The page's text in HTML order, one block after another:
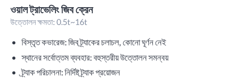
ওয়াল ট্রাভেলিং জিব ক্রেন
উত্তোলন ক্ষমতা: 0.5t~16t
বিস্তৃত কভারেজ: জিব ট্র্যাকের চলাচল, কোনো ঘূর্ণন নেই
স্থানের সর্বোত্তম ব্যবহার: বহুস্তরীয় উত্তোলন সমন্বয়
ট্র্যাক পরিচালনা: নির্দিষ্ট ট্র্যাক প্রয়োজন